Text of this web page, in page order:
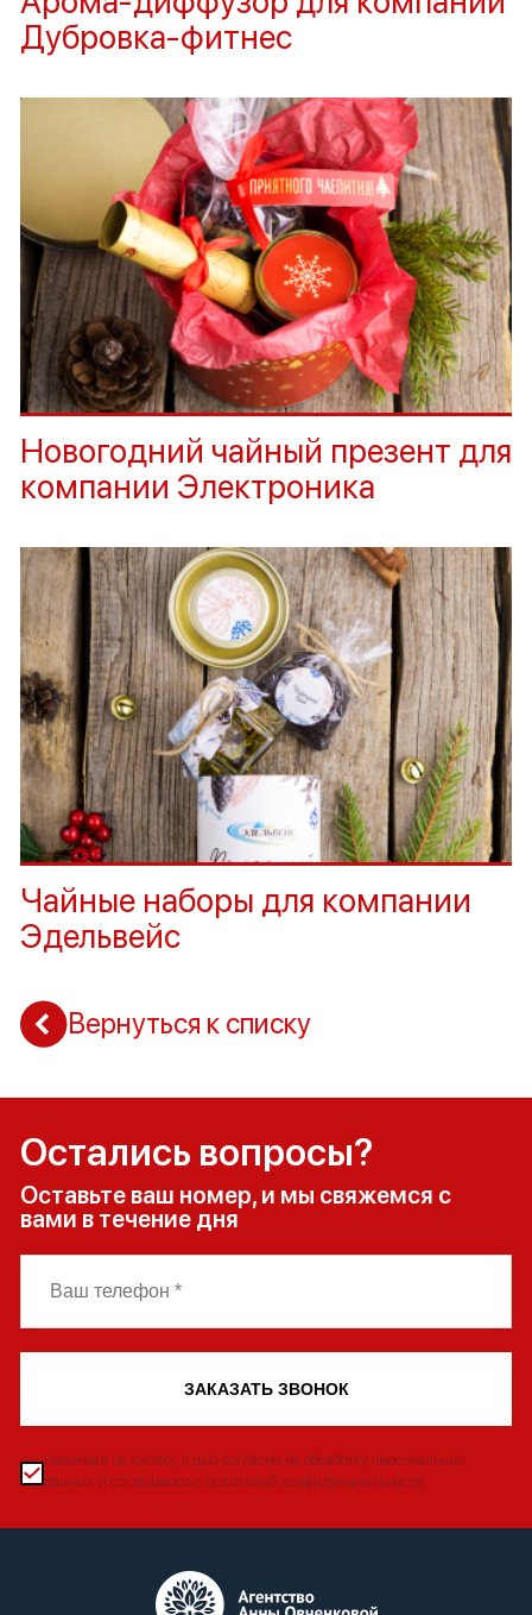
Дубровка-фитнес
Новогодний чайный презент для
компании Электроника
Чайные наборы для компании
Эдельвейс
Вернуться к списку
Остались вопросы?
Оставьте ваш номер, и мы свяжемся с
вами в течение дня
ЗАКАЗАТЬ ЗВОНОК
Нажимая на кнопку, я даю согласие на обработку персональных
данных и соглашаюсь с политикой конфиденциальности